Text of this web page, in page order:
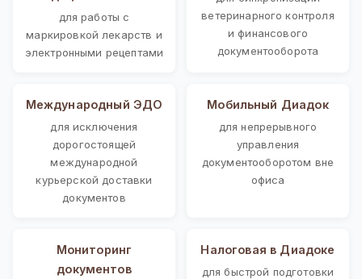
для работы с
маркировкой лекарств и
электронными рецептами
ветеринарного контроля
и финансового
документооборота
Международный ЭДО
для исключения
дорогостоящей
международной
курьерской доставки
документов
Мобильный Диадок
для непрерывного
управления
документооборотом вне
офиса
Мониторинг
документов
Налоговая в Диадоке
для быстрой подготовки